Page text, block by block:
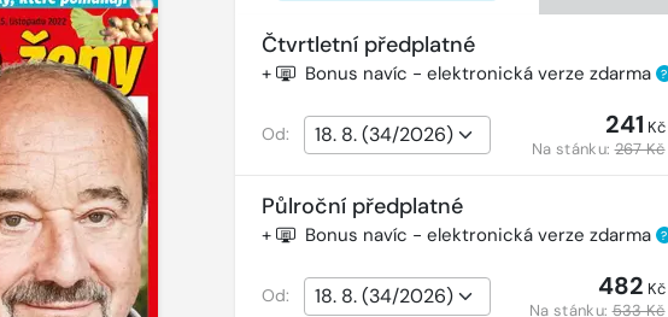
Čtvrtletní předplatné
+ Bonus navíc - elektronická verze zdarma ?
Od: 241 Kč
Na stánku:267 Kč
Půlroční předplatné
+ Bonus navíc - elektronická verze zdarma ?
Od: 482 Kč
Na stánku:533 Kč